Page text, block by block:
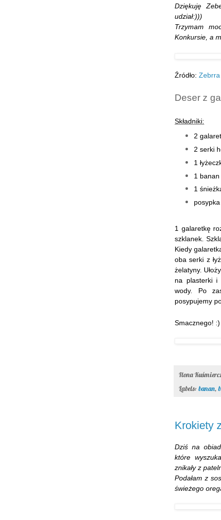
Dziękuję
udział:)))
Trzymam
Konkursie, a
Źródło: Zebrra
Deser z
Składniki:
2
2 serki
1
1 banan
1
1 galaretkę
szklanek.
Kiedy
oba serki z
żelatyny.
na plasterki i
wody. Po
posypujemy
Smacznego! :)
Ilona
Labels: banan,
Krokiety
Dziś na
które
znikały z
Podałam z
świeżego